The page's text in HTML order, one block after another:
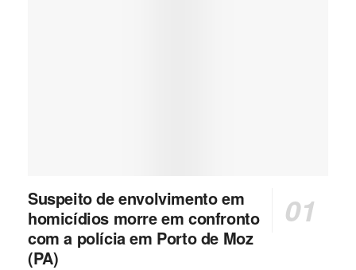
Suspeito de envolvimento em
homicídios morre em confronto
com a polícia em Porto de Moz
(PA)